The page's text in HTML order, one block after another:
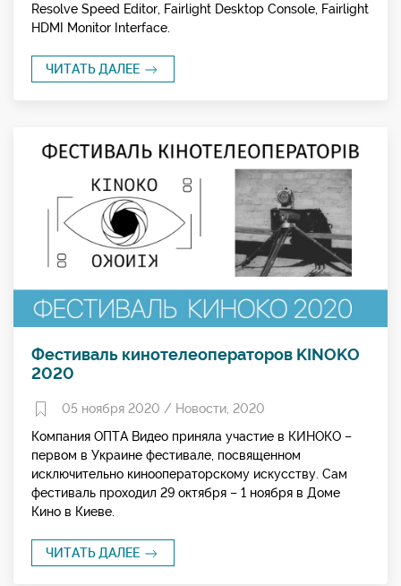
Resolve Speed Editor, Fairlight Desktop Console, Fairlight
HDMI Monitor Interface.
ЧИТАТЬ ДАЛЕЕ
Фестиваль кинотелеоператоров KINOKO
2020
05 ноября 2020 / Новости 2020
Компания ОПТА Видео приняла участие в КИНОКО –
первом в Украине фестивале, посвященном
исключительно кинооператорскому искусству. Сам
фестиваль проходил 29 октября – 1 ноября в Доме
Кино в Киеве.
ЧИТАТЬ ДАЛЕЕ